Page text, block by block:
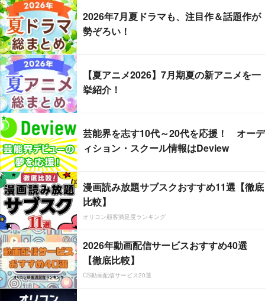
2026年7月夏ドラマも、注目作＆話題作が
勢ぞろい！
【夏アニメ2026】7月期夏の新アニメを一
挙紹介！
芸能界を志す10代～20代を応援！ オーデ
ィション・スクール情報はDeview
漫画読み放題サブスクおすすめ11選【徹底
比較】
オリコン顧客満足度ランキング
2026年動画配信サービスおすすめ40選
【徹底比較】
CS動画配信サービス20選